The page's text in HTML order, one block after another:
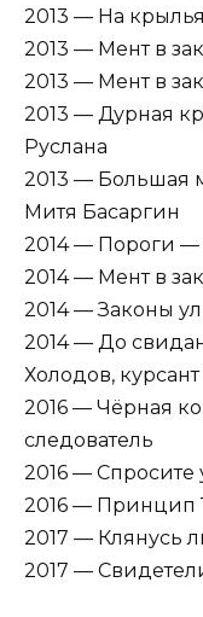
2013 — На
2013 — Мент в
2013 — Мент в
2013 — Дурная
Руслана
2013 — Большая
Митя Басаргин
2014 — Пороги —
2014 — Мент в
2014 — Законы
2014 — До
Холодов, курсант
2016 — Чёрная
следователь
2016 —
2016 — Принцип
2017 — Клянусь
2017 —